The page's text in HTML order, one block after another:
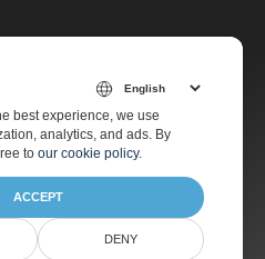
best experience, we use
analytics, and ads. By
to our cookie policy.
ACCEPT
DENY